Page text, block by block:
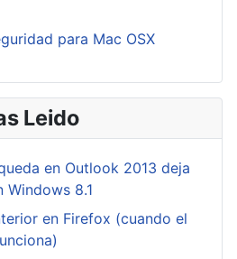
para Mac OSX
Leido
en Outlook 2013 deja
Windows 8.1
en Firefox (cuando el